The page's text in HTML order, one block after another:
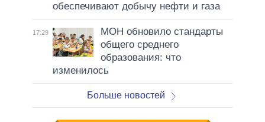
обеспечивают добычу нефти и газа
17:29
МОН обновило стандарты
общего среднего
образования: что
изменилось
Больше новостей